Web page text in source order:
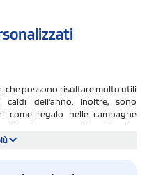
che possono risultare molto utili
dell'anno. Inoltre, sono
come regalo nelle campagne
vengono utilizzati anche
ai loro visitatori asciugamani